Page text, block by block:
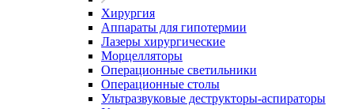
Хирургия
Аппараты для гипотермии
Лазеры хирургические
Морцелляторы
Операционные светильники
Операционные столы
Ультразвуковые деструкторы-аспираторы